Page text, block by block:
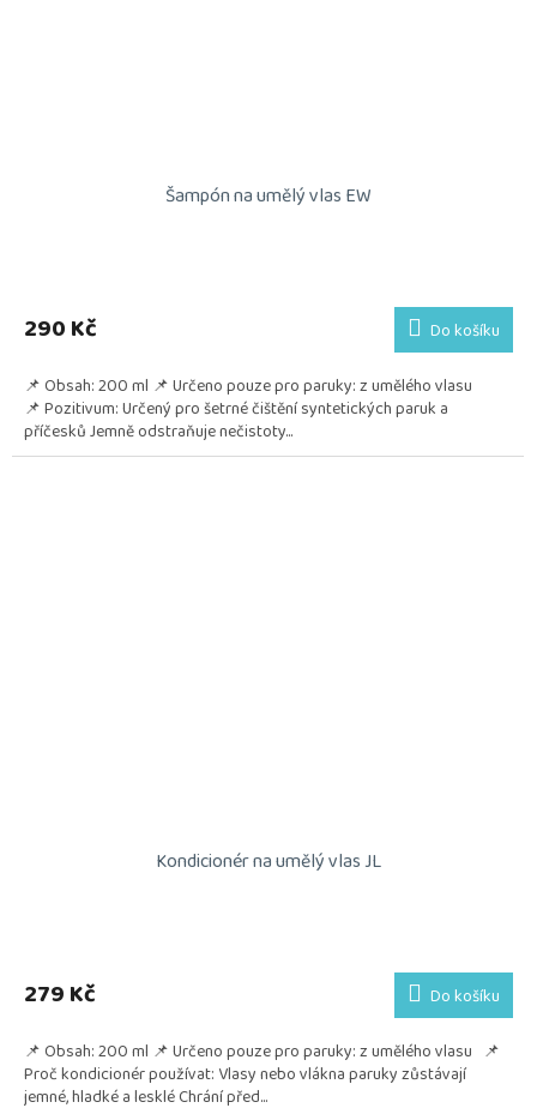
Šampón na umělý vlas EW
290 Kč Do košíku
📌 Obsah: 200 ml 📌 Určeno pouze pro paruky: z umělého vlasu
📌 Pozitivum: Určený pro šetrné čištění syntetických paruk a
příčesků Jemně odstraňuje nečistoty...
Kondicionér na umělý vlas JL
produktu
je
z
5
hvězdiček.
279 Kč Do košíku
📌 Obsah: 200 ml 📌 Určeno pouze pro paruky: z umělého vlasu 📌
Proč kondicionér používat: Vlasy nebo vlákna paruky zůstávají
jemné, hladké a lesklé Chrání před...